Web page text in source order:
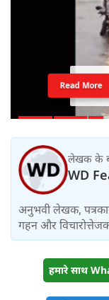
Read More
लेखक के
WD
अनुभवी लेखक,
गहन और
हमारे साथ